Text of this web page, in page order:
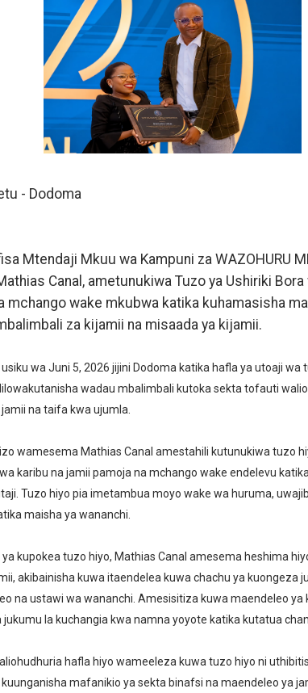
KUTOKA PEMBA WATEMBELEA
YATOA ELIMU YA URASIMISHAJI BIASHARA
YATAJWA KUWA MIONGONI MWA TAASISI
Green Acres ataja sababu kuanzisha klabu
WA MIGODI WAIMARISHA USALAMA, UHIFADHI
WAZIRI CHANDE ARIDHISHWA NA HUDUMA ZA
WAJASIRIAMALI KUTHIBITISHA UBORA
WAJASIRIAMALI KUOMBA ALAMA YA
KATIBU MKUU UJENZI ARIDHISHWA NA
TBA NI KITOVU CHA FURSA ZA
Kabudi: Kilosa Iendelee Kulinda Amani,
- Dodoma
Mtendaji Mkuu wa Kampuni za WAZOHURU
Canal, ametunukiwa Tuzo ya Ushiriki
mchango wake mkubwa katika kuhamasisha
za kijamii na misaada ya kijamii.
wa Juni 5, 2026 jijini Dodoma katika hafla ya utoaji wa
wadau mbalimbali kutoka sekta tofauti
na taifa kwa ujumla.
wamesema Mathias Canal amestahili kutunukiwa tuzo
karibu na jamii pamoja na mchango wake endelevu
Tuzo hiyo pia imetambua moyo wake wa huruma,
maisha ya wananchi.
kupokea tuzo hiyo, Mathias Canal amesema heshima
akibainisha kuwa itaendelea kuwa chachu ya kuongeza
na ustawi wa wananchi. Amesisitiza kuwa maendeleo ya
la kuchangia kwa namna yoyote katika kutatua
hafla hiyo wameeleza kuwa tuzo hiyo ni
mafanikio ya sekta binafsi na maendeleo ya